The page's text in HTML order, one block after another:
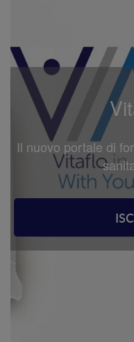
Il nuovo portale di